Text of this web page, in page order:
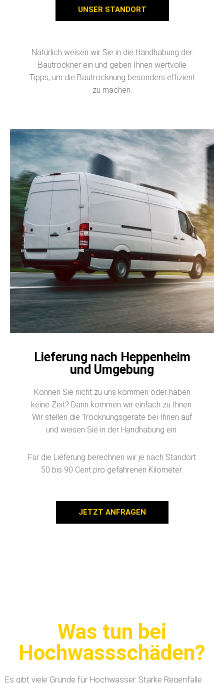
UNSER STANDORT
Natürlich weisen wir Sie in die Handhabung der
Bautrockner ein und geben Ihnen wertvolle
Tipps, um die Bautrocknung besonders effizient
zu machen.
Lieferung nach Heppenheim
und Umgebung
Können Sie nicht zu uns kommen oder haben
keine Zeit? Dann kommen wir einfach zu Ihnen.
Wir stellen die Trocknungsgeräte bei Ihnen auf
und weisen Sie in der Handhabung ein.
Für die Lieferung berechnen wir je nach Standort
50 bis 90 Cent pro gefahrenen Kilometer.
JETZT ANFRAGEN
Was tun bei
Hochwassschäden?
Es gibt viele Gründe für Hochwasser. Starke Regenfälle